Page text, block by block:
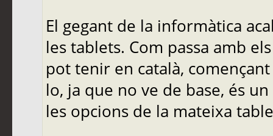
El gegant de la informàtica
les tablets. Com passa amb
pot tenir en català,
lo, ja que no ve de base, és
les opcions de la mateixa